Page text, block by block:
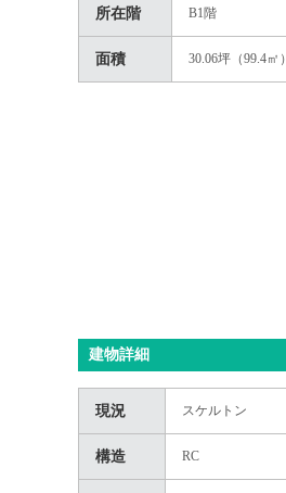
所在階 B1階
面積 30.06坪（99.4㎡）
建物詳細
現況 スケルトン
構造 RC